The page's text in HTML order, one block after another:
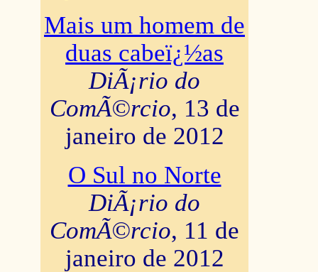
Mais um homem de
duas cabeï¿½as
DiÃ¡rio do
ComÃ©rcio, 13 de
janeiro de 2012
O Sul no Norte
DiÃ¡rio do
ComÃ©rcio, 11 de
janeiro de 2012